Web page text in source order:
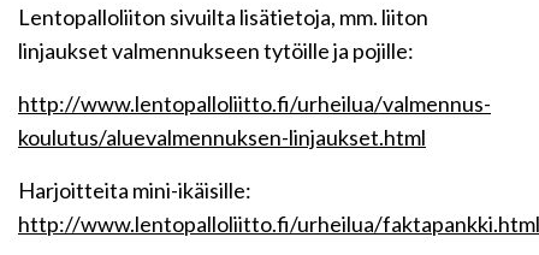
Lentopalloliiton sivuilta lisätietoja, mm. liiton
linjaukset valmennukseen tytöille ja pojille:
http://www.lentopalloliitto.fi/urheilua/valmennus-
koulutus/aluevalmennuksen-linjaukset.html
Harjoitteita mini-ikäisille:
http://www.lentopalloliitto.fi/urheilua/faktapankki.html